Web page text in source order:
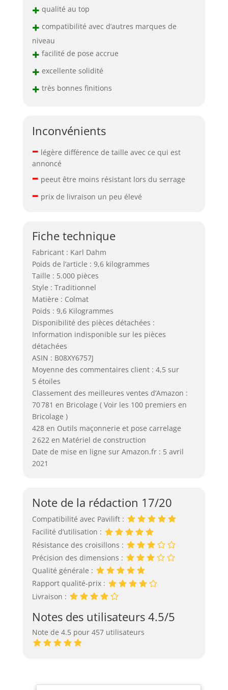
+ qualité au top
+ compatibilité avec d’autres marques de
niveau
+ facilité de pose accrue
+ excellente solidité
+ très bonnes finitions
Inconvénients
– légère différence de taille avec ce qui est
annoncé
– peeut être moins résistant lors du serrage
– prix de livraison un peu élevé
Fiche technique
Fabricant : Karl Dahm
Poids de l’article : 9,6 kilogrammes
Taille : 5.000 pièces
Style : Traditionnel
Matière : Colmat
Poids : 9,6 Kilogrammes
Disponibilité des pièces détachées :
Information indisponible sur les pièces
détachées
ASIN : B08XY6757J
Moyenne des commentaires client : 4,5 sur
5 étoiles
Classement des meilleures ventes d’Amazon :
70 781 en Bricolage ( Voir les 100 premiers en
Bricolage )
428 en Outils maçonnerie et pose carrelage
2 622 en Matériel de construction
Date de mise en ligne sur Amazon.fr : 5 avril
2021
Note de la rédaction 17/20
Compatibilité avec Pavilift :
Facilité d’utilisation :
Résistance des croisillons :
Précision des dimensions :
Qualité générale :
Rapport qualité-prix :
Livraison :
Notes des utilisateurs 4.5/5
Note de 4.5 pour 457 utilisateurs